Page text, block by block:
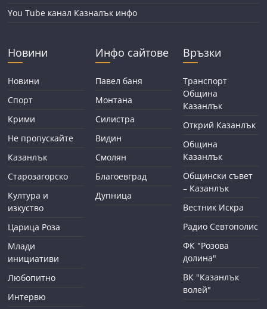
You Tube канал Казналък инфо
Новини
Новини
Спорт
Крими
Не пропускайте
Казанлък
Старозагорско
Култура и
изкуство
Царица Роза
Млади
инициативи
Любопитно
Интервю
Инфо сайтове
Павел баня
Монтана
Силистра
Видин
Смолян
Благоевград
Дупница
Връзки
Транспорт
Община
Казанлък
Открий Казанлък
Община
Казанлък
Общински съвет
– Казанлък
Вестник Искра
Радио Севтополис
ФК "Розова
долина"
ВК "Казанлък
волей"